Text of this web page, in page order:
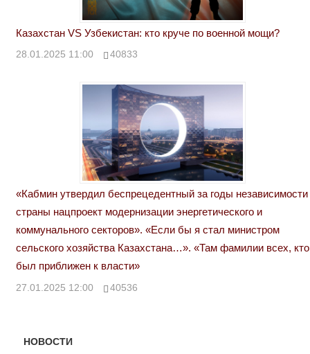
Казахстан VS Узбекистан: кто круче по военной мощи?
28.01.2025 11:00 40833
«Кабмин утвердил беспрецедентный за годы независимости
страны нацпроект модернизации энергетического и
коммунального секторов». «Если бы я стал министром
сельского хозяйства Казахстана…». «Там фамилии всех, кто
был приближен к власти»
27.01.2025 12:00 40536
НОВОСТИ